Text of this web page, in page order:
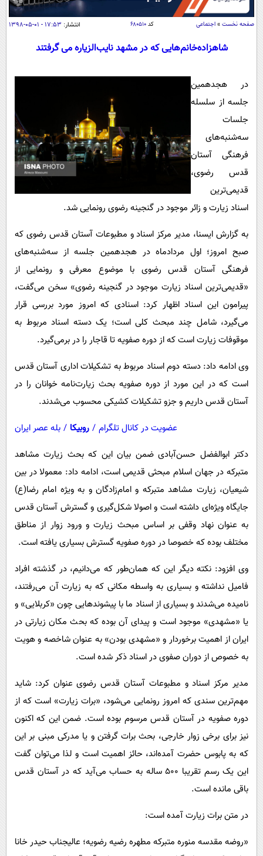
اقتصاد
اقتصادی
جامعه
یک برش دانایی
محیط زیست
سیاست خارجی
فرهنگ و هنر
علم و دانش
فناوری و It
قرآن
گوناگون
باشگاه مغز
سرگرمی
فناوری
فرهنگی
سیاست خارجی
عصر ایران 2
پیامک
روانشناسی
آشپزی
صفحه نخست » اجتماعی کد۶۸۰۵۱۰ انتشار: ۱۷:۵۳ - ۰۱-۰۵-۱۳۹۸
شاهزاده‌خانم‌هایی که در مشهد نایب‌الزیاره می گرفتند
در هجدهمین
جلسه از سلسله
جلسات
سه‌شنبه‌های
فرهنگی آستان
قدس رضوی،
قدیمی‌ترین
اسناد زیارت و زائر موجود در گنجینه رضوی رونمایی شد.
به گزارش ایسنا، مدیر مرکز اسناد و مطبوعات آستان قدس رضوی که
صبح امروز؛ اول مردادماه در هجدهمین جلسه از سه‌شنبه‌های
فرهنگی آستان قدس رضوی با موضوع معرفی و رونمایی از
«قدیمی‌ترین اسناد زیارت موجود در گنجینه رضوی» سخن می‌گفت،
پیرامون این اسناد اظهار کرد: اسنادی که امروز مورد بررسی قرار
می‌گیرد، شامل چند مبحث کلی است؛ یک دسته اسناد مربوط به
موقوفات زیارت است که از دوره صفویه تا قاجار را در برمی‌گیرد.
وی ادامه داد: دسته دوم اسناد مربوط به تشکیلات اداری آستان قدس
است که در این مورد از دوره صفویه بحث زیارت‌نامه خوانان را در
آستان قدس داریم و جزو تشکیلات کشیکی محسوب می‌شدند.
عضویت در کانال تلگرام / روبیکا / بله عصر ایران
دکتر ابوالفضل حسن‌آبادی ضمن بیان این که بحث زیارت مشاهد
متبرکه در جهان اسلام مبحثی قدیمی است، ادامه داد: معمولا در بین
شیعیان، زیارت مشاهد متبرکه و امام‌زادگان و به ویژه امام رضا(ع)
جایگاه ویژه‌ای داشته است و اصولا شکل‌گیری و گسترش آستان قدس
به عنوان نهاد وقفی بر اساس مبحث زیارت و ورود زوار از مناطق
مختلف بوده که خصوصا در دوره صفویه گسترش بسیاری یافته است.
وی افزود: نکته دیگر این که همان‌طور که می‌دانیم، در گذشته افراد
فامیل نداشته و بسیاری به واسطه مکانی که به زیارت آن می‌رفتند،
نامیده می‌شدند و بسیاری از اسناد ما با پیشوندهایی چون «کربلایی» و
یا «مشهدی» موجود است و پیدای آن بوده که بحث مکان زیارتی در
ایران از اهمیت برخوردار و «مشهدی بودن» به عنوان شاخصه و هویت
به خصوص از دوران صفوی در اسناد ذکر شده است.
مدیر مرکز اسناد و مطبوعات آستان قدس رضوی عنوان کرد: شاید
مهم‌ترین سندی که امروز رونمایی می‌شود، «برات زیارت» است که از
دوره صفویه در آستان قدس مرسوم بوده است. ضمن این که اکنون
نیز برای برخی زوار خارجی، بحث برات گرفتن و یا مدرکی مبنی بر این
که به پابوس حضرت آمده‌اند، حائز اهمیت است و لذا می‌توان گفت
این یک رسم تقریبا 500 ساله به حساب می‌آید که در آستان قدس
باقی مانده است.
در متن برات زیارت آمده است:
«روضه مقدسه منوره متبرکه مطهره رضیه رضویه؛ عالیجناب حیدر خانا